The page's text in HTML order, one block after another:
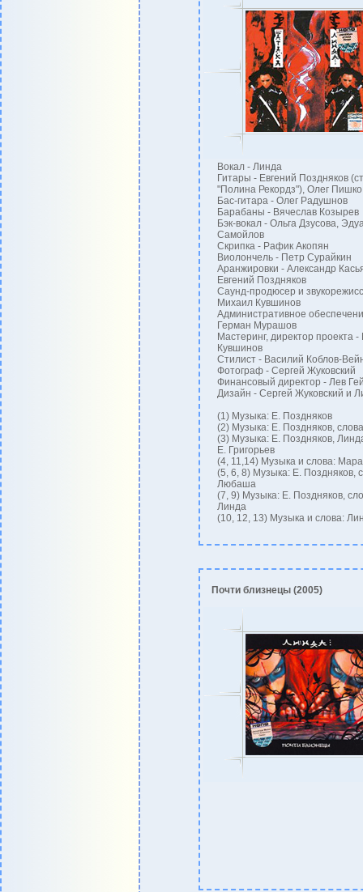
Вокал - Линда
Гитары - Евгений Поздняков
"Полина Рекордз"), Олег Пишко
Бас-гитара - Олег Радушнов
Барабаны - Вячеслав Козырев
Бэк-вокал - Ольга Дзусова,
Самойлов
Скрипка - Рафик Акопян
Виолончель - Петр Сурайкин
Аранжировки - Александр
Евгений Поздняков
Саунд-продюсер и
Михаил Кувшинов
Административное
Герман Мурашов
Мастеринг, директор проекта
Кувшинов
Стилист - Василий Коблов-
Фотограф - Сергей Жуковский
Финансовый директор - Лев
Дизайн - Сергей Жуковский и
(1) Музыка: Е. Поздняков
(2) Музыка: Е. Поздняков,
(3) Музыка: Е. Поздняков,
Е. Григорьев
(4, 11,14) Музыка и слова:
(5, 6, 8) Музыка: Е. Поздняков,
Любаша
(7, 9) Музыка: Е. Поздняков,
Линда
(10, 12, 13) Музыка и слова:
Почти близнецы (2005)